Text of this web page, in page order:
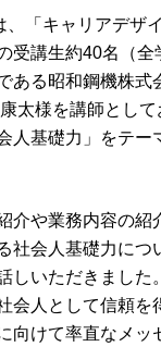
、「キャリアデザ
受講生約40名（
ある昭和鋼機株式
太様を講師とし
人基礎力」をテー
介や業務内容の紹
社会人基礎力につ
しいただきました
会人として信頼を
向けて率直なメッ